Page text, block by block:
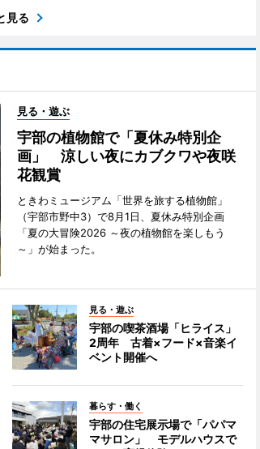
見る
見る・遊ぶ
宇部の植物館で「夏休み特別企
画」 涼しい夜にカブクワや夜咲
花観賞
ときわミュージアム「世界を旅する植物館」
（宇部市野中3）で8月1日、夏休み特別企画
「夏の大冒険2026 ～夜の植物館を楽しもう
～」が始まった。
見る・遊ぶ
宇部の喫茶酒場「ヒライス」
2周年 古着×フード×音楽イ
ベント開催へ
暮らす・働く
宇部の住宅展示場で「パパマ
マサロン」 モデルハウスで